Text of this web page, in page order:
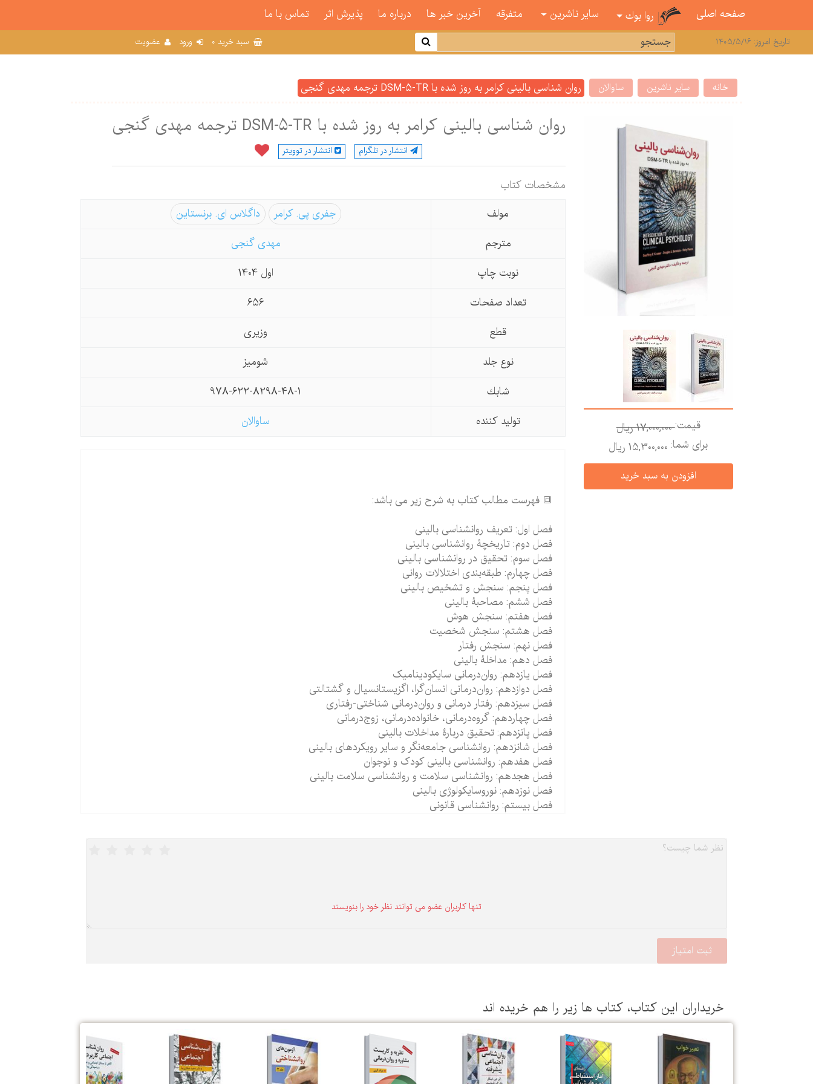
صفحه اصلی روا بوك سایر ناشرین متفرقه آخرین خبر ها درباره ما پذیرش اثر تماس با ما
تاریخ امروز: 1405/5/16 سبد خرید 0 ورود عضویت
خانه سایر ناشرین ساوالان روان شناسی بالینی کرامر به روز شده با DSM-5-TR ترجمه مهدی گنجی
قیمت:17,000,000 ريال
برای شما: 15,300,000 ريال
روان شناسی بالینی کرامر به روز شده با DSM-5-TR ترجمه مهدی گنجی
انتشار در تلگرام انتشار در توویتر
مشخصات كتاب
مولف
جفری پی. کرامر
داگلاس ای. برنستاین
مترجم
مهدی گنجی
نوبت چاپ
اول 1404
تعداد صفحات
656
قطع
وزیری
نوع جلد
شومیز
شابك
978-622-8298-48-1
تولید كننده
ساوالان
🔳 فهرست مطالب کتاب به شرح زیر می باشد:
فصل اول: تعریف روانشناسی بالینی
فصل دوم: تاریخچۀ روانشناسی بالینی
فصل سوم: تحقیق در روانشناسی بالینی
فصل چهارم: طبقه‌بندی اختلالات روانی
فصل پنجم: سنجش و تشخیص بالینی
فصل ششم: مصاحبۀ بالینی
فصل هفتم: سنجش هوش
فصل هشتم: سنجش شخصیت
فصل نهم: سنجش رفتار
فصل دهم: مداخلۀ بالینی
فصل یازدهم: روان‌درمانی سایکودینامیک
فصل دوازدهم: روان‌درمانی انسان‌‎گرا، اگزیستانسیال و گشتالتی
فصل سیزدهم: رفتار درمانی و روان‌درمانی شناختی-رفتاری
فصل چهاردهم: گروه‌درمانی، خانواده‌درمانی، زوج‌درمانی
فصل پانزدهم: تحقیق دربارۀ مداخلات بالینی
فصل شانزدهم: روانشناسی جامعه‌نگر و سایر رویکردهای بالینی
فصل هفدهم: روانشناسی بالینی کودک و نوجوان
فصل هجدهم: روانشناسی سلامت و روانشناسی سلامت بالینی
فصل نوزدهم: نوروسایکولوژی بالینی
فصل بیستم: روانشناسی قانونی
تنها كاربران عضو می توانند نظر خود را بنویسند
خریداران این كتاب، كتاب ها زیر را هم خریده اند